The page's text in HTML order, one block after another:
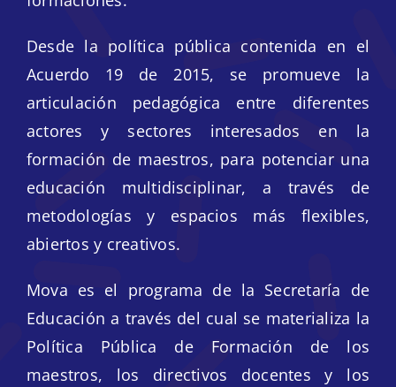
Desde la política pública contenida en el
Acuerdo 19 de 2015, se promueve la
articulación pedagógica entre diferentes
actores y sectores interesados en la
formación de maestros, para potenciar una
educación multidisciplinar, a través de
metodologías y espacios más flexibles,
abiertos y creativos.
Mova es el programa de la Secretaría de
Educación a través del cual se materializa la
Política Pública de Formación de los
maestros, los directivos docentes y los